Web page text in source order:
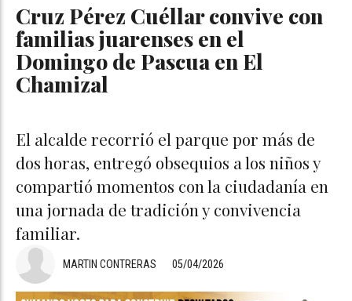
Cruz Pérez Cuéllar convive con
familias juarenses en el
Domingo de Pascua en El
Chamizal
El alcalde recorrió el parque por más de
dos horas, entregó obsequios a los niños y
compartió momentos con la ciudadanía en
una jornada de tradición y convivencia
familiar.
05/04/2026
MARTIN CONTRERAS